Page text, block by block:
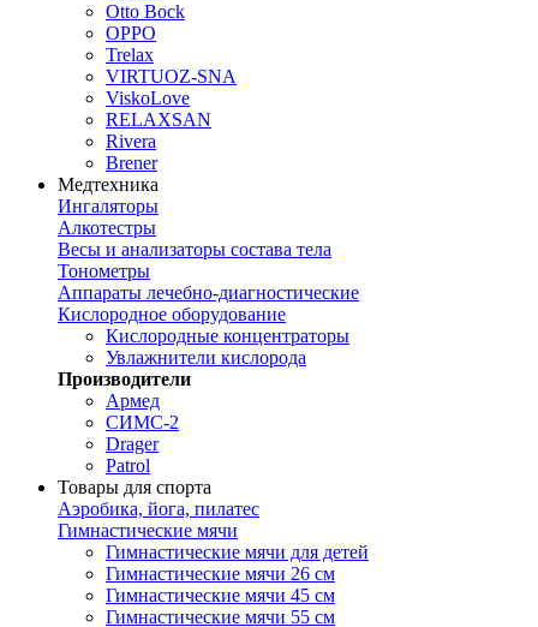
Otto Bock
OPPO
Trelax
VIRTUOZ-SNA
ViskoLove
RELAXSAN
Rivera
Brener
Медтехника
Ингаляторы
Алкотестры
Весы и анализаторы состава тела
Тонометры
Аппараты лечебно-диагностические
Кислородное оборудование
Кислородные концентраторы
Увлажнители кислорода
Производители
Армед
СИМС-2
Drager
Patrol
Товары для спорта
Аэробика, йога, пилатес
Гимнастические мячи
Гимнастические мячи для детей
Гимнастические мячи 26 см
Гимнастические мячи 45 см
Гимнастические мячи 55 см